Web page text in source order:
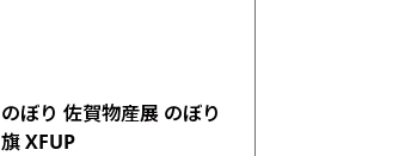
のぼり 佐賀物産展 のぼり
旗 XFUP